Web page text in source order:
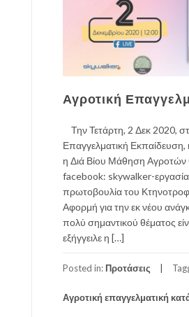
Αγροτική
Την Τετάρτη, 2 Δεκ 2020,
Επαγγελματική Εκπαίδευση,
η Διά Βίου Μάθηση Αγροτών
facebook: skywalker-
πρωτοβουλία του
Αφορμή για την εκ νέου
πολύ σημαντικού θέματος
εξήγγειλε η […]
Posted in: Προτάσεις
Αγροτική επαγγελματική